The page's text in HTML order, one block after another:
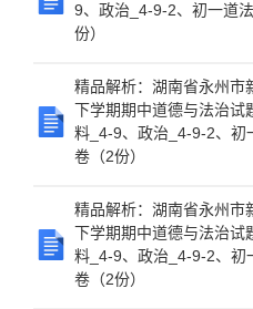
9、政治_4-9-2、初一道
份）
精品解析：湖南省永州市
下学期期中道德与法治试
料_4-9、政治_4-9-2、初
卷（2份）
精品解析：湖南省永州市
下学期期中道德与法治试
料_4-9、政治_4-9-2、初
卷（2份）